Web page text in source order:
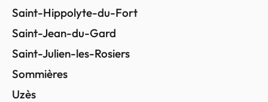
Saint-Hippolyte-du-Fort
Saint-Jean-du-Gard
Saint-Julien-les-Rosiers
Sommières
Uzès